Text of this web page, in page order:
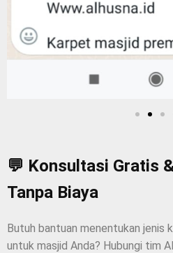
💬 Konsultasi Gratis
Tanpa Biaya
Butuh bantuan menentukan jenis
untuk masjid Anda? Hubungi tim